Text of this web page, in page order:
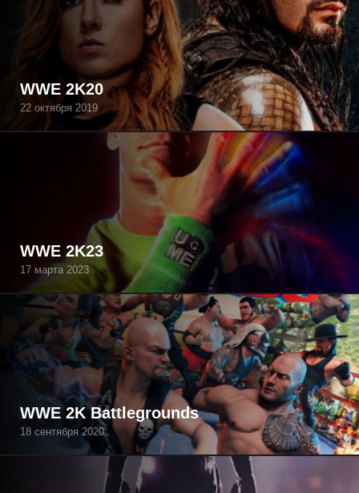
WWE 2K20
22 октября 2019
WWE 2K23
17 марта 2023
WWE 2K Battlegrounds
18 сентября 2020